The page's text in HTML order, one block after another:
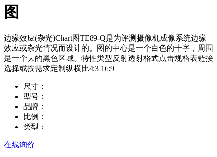
图
边缘效应(杂光)Chart图TE89-Q是为评测摄像机成像系统边缘
效应或杂光情况而设计的。图的中心是一个白色的十字，周围
是一个大的黑色区域。特性类型反射透射格式点击规格表链接
选择或按需求定制纵横比4:3 16:9
尺寸：
型号：
品牌：
比例：
类型：
在线询价